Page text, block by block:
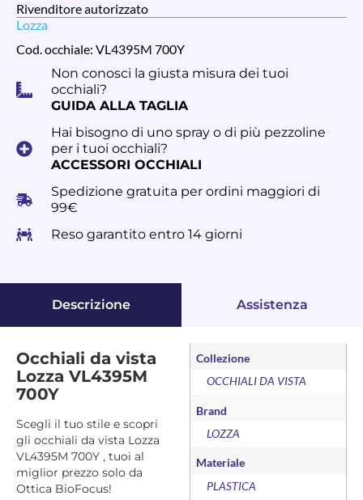
Rivenditore autorizzato
Lozza
Cod. occhiale: VL4395M 700Y
Non conosci la giusta misura dei tuoi
occhiali?
GUIDA ALLA TAGLIA
Hai bisogno di uno spray o di più pezzoline
per i tuoi occhiali?
ACCESSORI OCCHIALI
Spedizione gratuita per ordini maggiori di
99€
Reso garantito entro 14 giorni
Descrizione Assistenza
Occhiali da vista
Lozza VL4395M
700Y
Scegli il tuo stile e scopri
gli occhiali da vista Lozza
VL4395M 700Y , tuoi al
miglior prezzo solo da
Ottica BioFocus!
Collezione
OCCHIALI DA VISTA
Brand
LOZZA
Materiale
PLASTICA